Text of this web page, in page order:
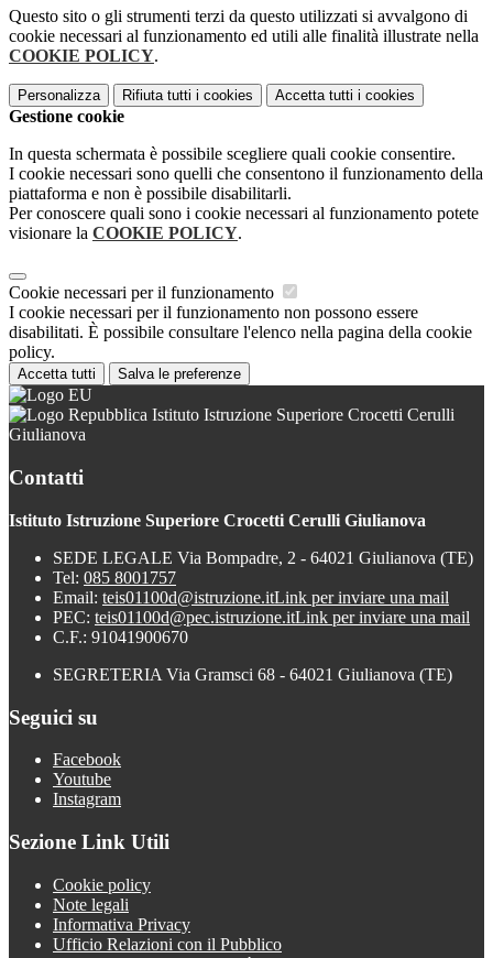
Questo sito o gli strumenti terzi da questo utilizzati si avvalgono di
cookie necessari al funzionamento ed utili alle finalità illustrate nella
COOKIE POLICY.
Personalizza Rifiuta tutti i cookies Accetta tutti i cookies
Gestione cookie
In questa schermata è possibile scegliere quali cookie consentire.
I cookie necessari sono quelli che consentono il funzionamento della
piattaforma e non è possibile disabilitarli.
Per conoscere quali sono i cookie necessari al funzionamento potete
visionare la COOKIE POLICY.
Cookie necessari per il funzionamento
I cookie necessari per il funzionamento non possono essere
disabilitati. È possibile consultare l'elenco nella pagina della cookie
policy.
Accetta tutti Salva le preferenze
Istituto Istruzione Superiore Crocetti Cerulli
Giulianova
Contatti
Istituto Istruzione Superiore Crocetti Cerulli Giulianova
SEDE LEGALE Via Bompadre, 2 - 64021 Giulianova (TE)
Tel: 085 8001757
Email: teis01100d@istruzione.itLink per inviare una mail
PEC: teis01100d@pec.istruzione.itLink per inviare una mail
C.F.: 91041900670
SEGRETERIA Via Gramsci 68 - 64021 Giulianova (TE)
Seguici su
Facebook
Youtube
Instagram
Sezione Link Utili
Cookie policy
Note legali
Informativa Privacy
Ufficio Relazioni con il Pubblico